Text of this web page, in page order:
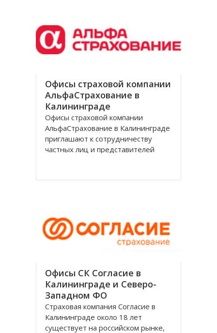
Офисы страховой компании
АльфаСтрахование в
Калининграде
Офисы страховой компании
АльфаСтрахование в Калининграде
приглашают к сотрудничеству
частных лиц и представителей
крупнейшим российским
страховую группу
Офисы СК Согласие в
Калининграде и Северо-
Западном ФО
Страховая компания Согласие в
Калининграде около 18 лет
существует на российском рынке,